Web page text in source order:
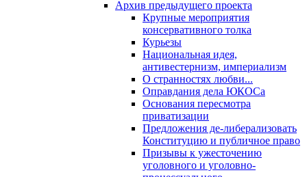
Архив предыдущего проекта
Крупные мероприятия
консервативного толка
Курьезы
Национальная идея,
антивестернизм, империализм
О странностях любви...
Оправдания дела ЮКОСа
Основания пересмотра
приватизации
Предложения де-либерализовать
Конституцию и публичное право
Призывы к ужесточению
уголовного и уголовно-